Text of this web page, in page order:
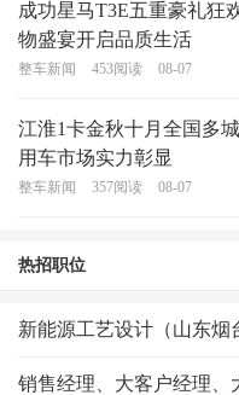
成功星马T3E五重豪礼
物盛宴开启品质生活
整车新闻 453阅读 08-07
江淮1卡金秋十月全国多
用车市场实力彰显
整车新闻 357阅读 08-07
热招职位
新能源工艺设计（山东烟
销售经理、大客户经理、